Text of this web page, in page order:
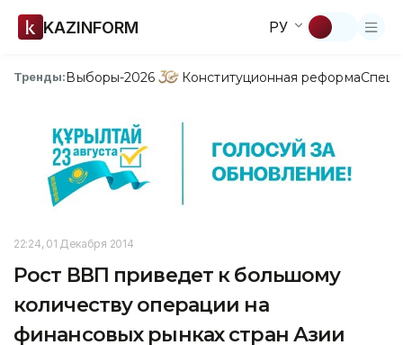
KAZINFORM РУ
Тренды:Выборы-2026 Конституционная реформа
22:24, 01 Декабря 2014
Рост ВВП приведет к большому
количеству операции на
финансовых рынках стран Азии